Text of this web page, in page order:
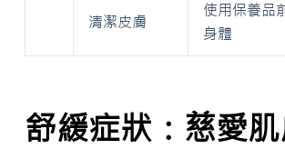
清潔皮膚
使用保養品
身體
舒緩症狀：慈愛